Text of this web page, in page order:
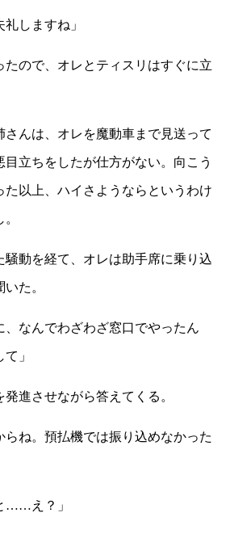
礼しますね」
たので、オレとティスリはすぐに立
さんは、オレを魔動車まで見送って
目立ちをしたが仕方がない。向こう
た以上、ハイさようならというわけ
騒動を経て、オレは助手席に乗り込
た。
、なんでわざわざ窓口でやったん
」
進させながら答えてくる。
らね。預払機では振り込めなかった
……え？」